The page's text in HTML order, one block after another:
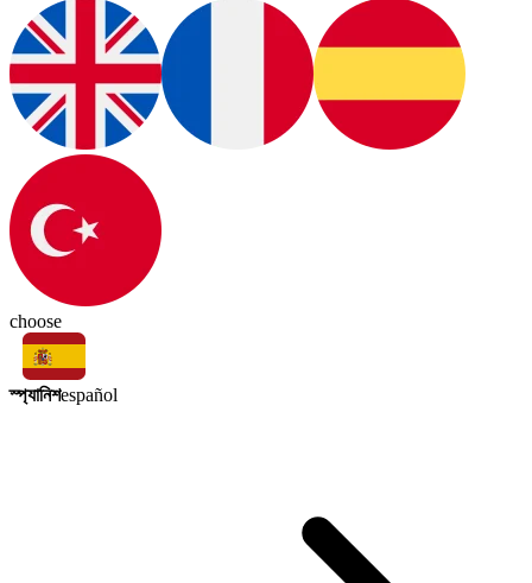
choose
স্প্যানিশespañol